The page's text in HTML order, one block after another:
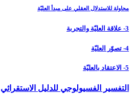
محاولة للاستدلال العقلي على مبدأ العليّة
3- علاقة العليّة والتجربة
4- تصوّر العليّة
5- الاعتقاد بالعليّة
التفسير الفسيولوجي للدليل الاستقرائي